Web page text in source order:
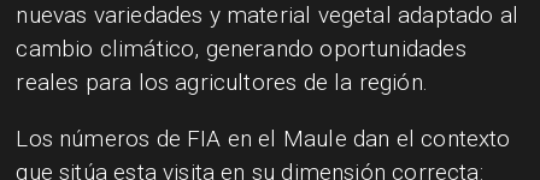
nuevas variedades y material vegetal adaptado al
cambio climático, generando oportunidades
reales para los agricultores de la región.
Los números de FIA en el Maule dan el contexto
que sitúa esta visita en su dimensión correcta: